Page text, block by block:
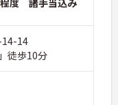
14-14
徒歩10分